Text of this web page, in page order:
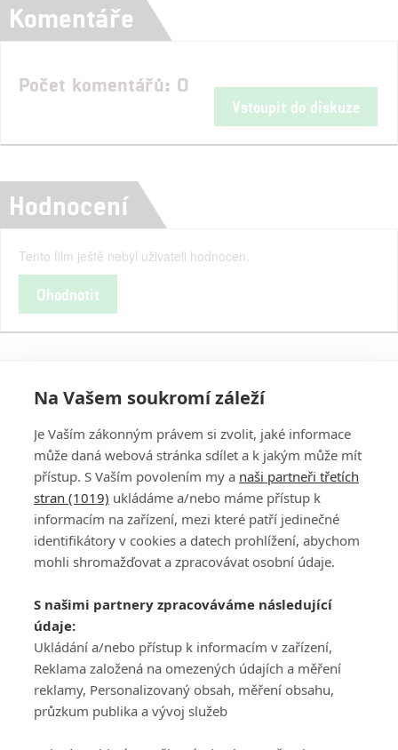
Komentáře
Počet komentářů: 0
Vstoupit do diskuze
Hodnocení
Tento film ještě nebyl uživateli hodnocen.
Ohodnotit
PŘIHLÁSIT
REGISTROVAT
DISKUZE
Šéfredaktorkou webu jePetr Slavík, e-mailserialy@fandimefilmu.cz
Máte-li zájem o inzerci na našem webu napište nám na e-mail
studio@koncal.com
Ochrana osobních údajů|Zásady používání cookies |Pravidla webu
Upravit nastavení soukromí
Na Vašem soukromí záleží
Je Vaším zákonným právem si zvolit, jaké informace
může daná webová stránka sdílet a k jakým může mít
přístup. S Vaším povolením my a naši partneři třetích
stran (1019) ukládáme a/nebo máme přístup k
informacím na zařízení, mezi které patří jedinečné
identifikátory v cookies a datech prohlížení, abychom
mohli shromažďovat a zpracovávat osobní údaje.
S našimi partnery zpracováváme následující
údaje:
Ukládání a/nebo přístup k informacím v zařízení,
Reklama založená na omezených údajích a měření
reklamy, Personalizovaný obsah, měření obsahu,
průzkum publika a vývoj služeb